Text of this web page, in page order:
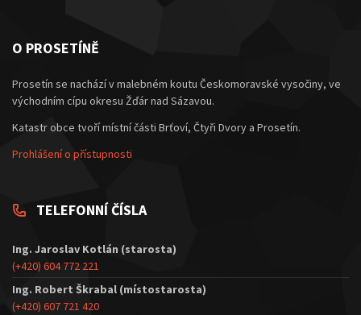
O PROSETÍNĚ
Prosetín se nachází v malebném koutu Českomoravské vysočiny, ve
východním cípu okresu Žďár nad Sázavou.
Katastr obce tvoří místní části Brťoví, Čtyři Dvory a Prosetín.
Prohlášení o přístupnosti
TELEFONNÍ ČÍSLA
Ing. Jaroslav Kotlán (starosta)
(+420) 604 772 221
Ing. Robert Škrabal (místostarosta)
(+420) 607 721 420